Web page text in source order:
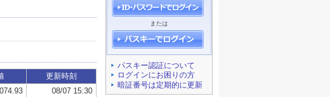
または
パスキー認証について
ログインにお困りの方
暗証番号は定期的に更新